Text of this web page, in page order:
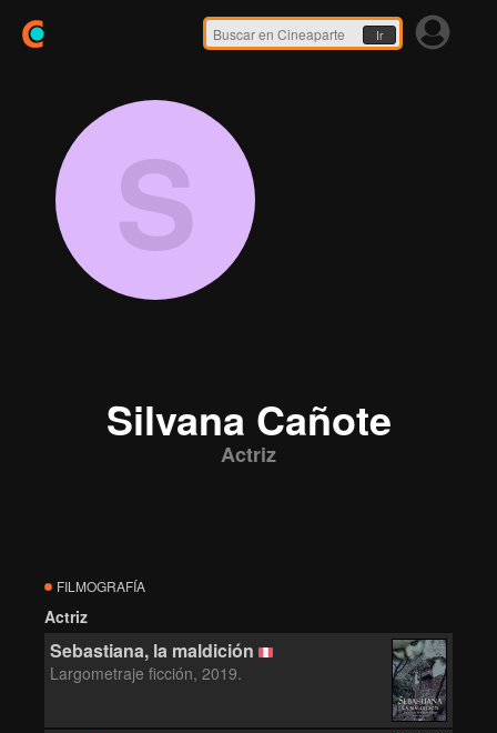
Ir
S
Silvana Cañote
Actriz
FILMOGRAFÍA
Actriz
Sebastiana, la maldición
Largometraje ficción, 2019.